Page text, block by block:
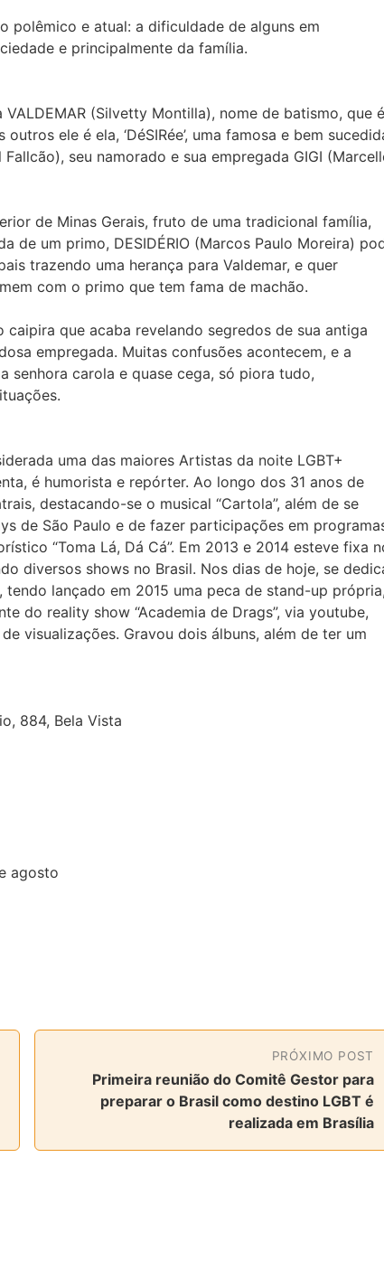
polêmico e atual: a dificuldade de alguns em
e principalmente da família.
(Silvetty Montilla), nome de batismo, que é
ele é ela, ‘DéSIRée’, uma famosa e bem
seu namorado e sua empregada GIGI
de Minas Gerais, fruto de uma tradicional família,
de um primo, DESIDÉRIO (Marcos Paulo Moreira)
trazendo uma herança para Valdemar, e quer
com o primo que tem fama de machão.
caipira que acaba revelando segredos de sua antiga
empregada. Muitas confusões acontecem, e a
senhora carola e quase cega, só piora tudo,
uma das maiores Artistas da noite LGBT+
é humorista e repórter. Ao longo dos 31 anos de
destacando-se o musical “Cartola”, além de se
de São Paulo e de fazer participações em
“Toma Lá, Dá Cá”. Em 2013 e 2014 esteve fixa
diversos shows no Brasil. Nos dias de hoje, se
lançado em 2015 uma peca de stand-up própria,
do reality show “Academia de Drags”, via youtube,
visualizações. Gravou dois álbuns, além de ter um
884, Bela Vista
agosto
PRÓXIMO POST
Primeira reunião do Comitê Gestor para
preparar o Brasil como destino LGBT é
realizada em Brasília